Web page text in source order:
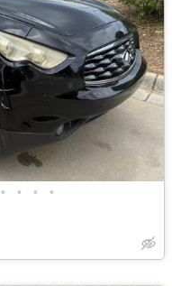
• • • •